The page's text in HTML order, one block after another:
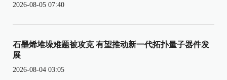
2026-08-05 07:40
石墨烯堆垛难题被攻克 有望推动新一代拓扑量子器件发
展
2026-08-04 03:05